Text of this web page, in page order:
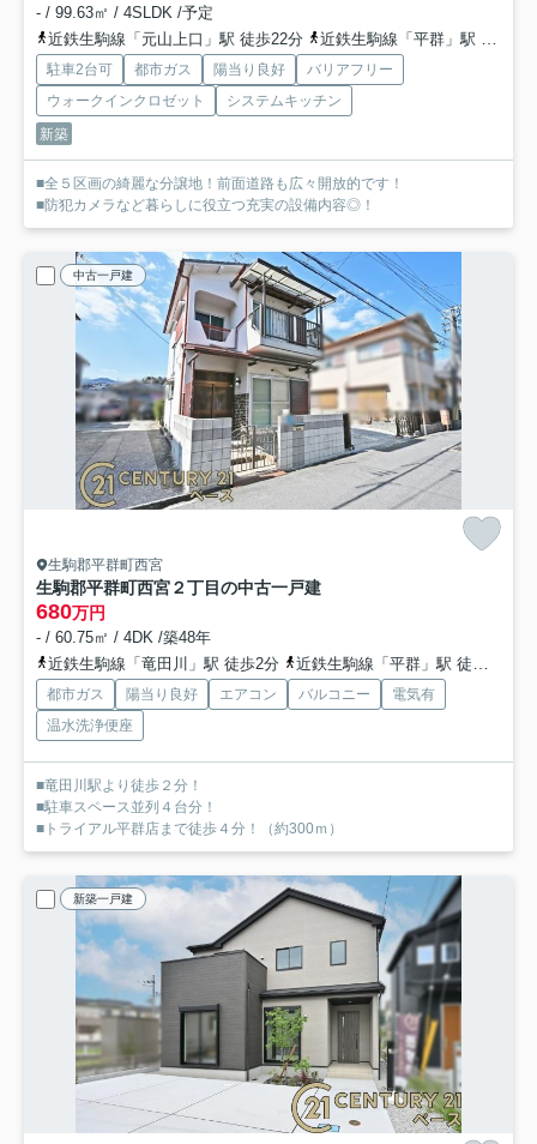
- / 99.63㎡ / 4SLDK /予定
近鉄生駒線「元山上口」駅 徒歩22分
近鉄生駒線「平群」駅 徒歩22分
駐車2台可 都市ガス 陽当り良好
バリアフリー
ウォークインクロゼット
システムキッチン
新築
■全５区画の綺麗な分譲地！前面道路も広々開放的です！
■防犯カメラなど暮らしに役立つ充実の設備内容◎！
中古一戸建
生駒郡平群町西宮
生駒郡平群町西宮２丁目の中古一戸建
680万円
- / 60.75㎡ / 4DK /築48年
近鉄生駒線「竜田川」駅 徒歩2分
近鉄生駒線「平群」駅 徒歩18分
都市ガス 陽当り良好 エアコン バルコニー
電気有
温水洗浄便座
■竜田川駅より徒歩２分！
■駐車スペース並列４台分！
■トライアル平群店まで徒歩４分！（約300ｍ）
新築一戸建